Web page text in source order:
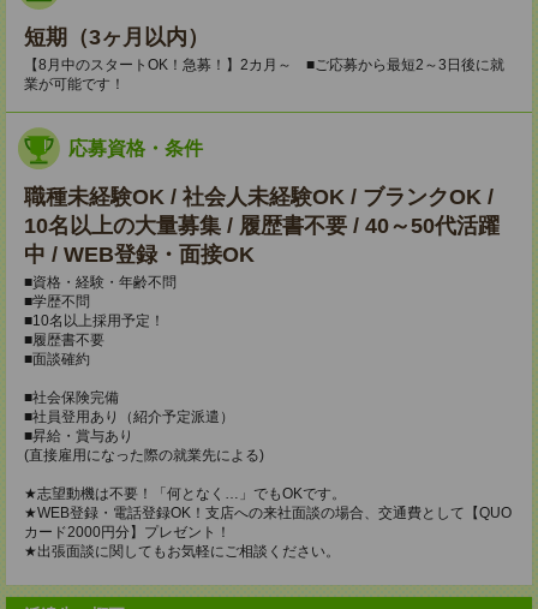
短期（3ヶ月以内）
【8月中のスタートOK！急募！】2カ月～ ■ご応募から最短2～3日後に就
業が可能です！
応募資格・条件
職種未経験OK / 社会人未経験OK / ブランクOK /
10名以上の大量募集 / 履歴書不要 / 40～50代活躍
中 / WEB登録・面接OK
■資格・経験・年齢不問
■学歴不問
■10名以上採用予定！
■履歴書不要
■面談確約
■社会保険完備
■社員登用あり（紹介予定派遣）
■昇給・賞与あり
(直接雇用になった際の就業先による)
★志望動機は不要！「何となく…」でもOKです。
★WEB登録・電話登録OK！支店への来社面談の場合、交通費として【QUO
カード2000円分】プレゼント！
★出張面談に関してもお気軽にご相談ください。